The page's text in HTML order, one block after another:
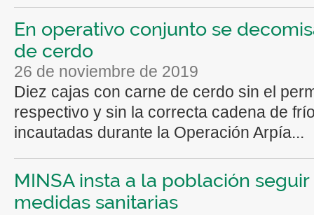
En operativo conjunto se
de cerdo
26 de noviembre de 2019
Diez cajas con carne de cerdo sin el
respectivo y sin la correcta cadena de
incautadas durante la Operación Arpía...
MINSA insta a la población seguir
medidas sanitarias